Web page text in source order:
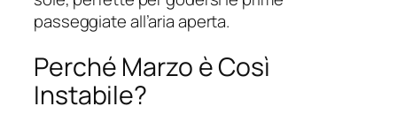
passeggiate all’aria aperta.
Perché Marzo è Così
Instabile?